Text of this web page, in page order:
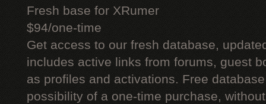
Fresh base for XRumer
$94/one-time
Get access to our fresh database,
includes active links from forums, guest
as profiles and activations. Free
possibility of a one-time purchase,